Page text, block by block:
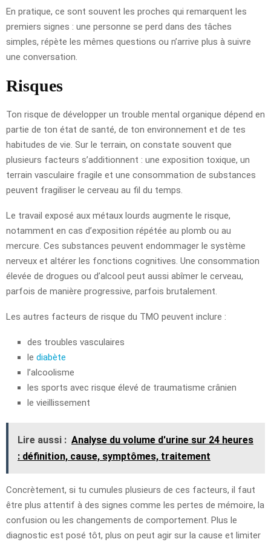
En pratique, ce sont souvent les proches qui remarquent les
premiers signes : une personne se perd dans des tâches
simples, répète les mêmes questions ou n’arrive plus à suivre
une conversation.
Risques
Ton risque de développer un trouble mental organique dépend en
partie de ton état de santé, de ton environnement et de tes
habitudes de vie. Sur le terrain, on constate souvent que
plusieurs facteurs s’additionnent : une exposition toxique, un
terrain vasculaire fragile et une consommation de substances
peuvent fragiliser le cerveau au fil du temps.
Le travail exposé aux métaux lourds augmente le risque,
notamment en cas d’exposition répétée au plomb ou au
mercure. Ces substances peuvent endommager le système
nerveux et altérer les fonctions cognitives. Une consommation
élevée de drogues ou d’alcool peut aussi abîmer le cerveau,
parfois de manière progressive, parfois brutalement.
Les autres facteurs de risque du TMO peuvent inclure :
des troubles vasculaires
le diabète
l’alcoolisme
les sports avec risque élevé de traumatisme crânien
le vieillissement
Lire aussi : Analyse du volume d'urine sur 24 heures
: définition, cause, symptômes, traitement
Concrètement, si tu cumules plusieurs de ces facteurs, il faut
être plus attentif à des signes comme les pertes de mémoire, la
confusion ou les changements de comportement. Plus le
diagnostic est posé tôt, plus on peut agir sur la cause et limiter